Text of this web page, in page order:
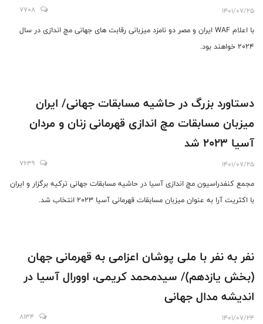
1401/07/25
7708
با اعلام WAF ایران و مصر دو نامزد میزبانی رقابت های جهانی مچ اندازی در سال
2024 خواهند بود.
دستاورد بزرگ در حاشیه مسابقات جهانی/ ایران
میزبان مسابقات مچ اندازی قهرمانی زنان و مردان
آسیا 2023 شد
1401/07/25
7639
مجمع کنفدراسیون مچ اندازی آسیا در حاشیه مسابقات جهانی ترکیه برگزار و ایران
با اکثریت آرا به عنوان میزبان مسابقات قهرمانی آسیا 2023 انتخاب شد.
نفر به نفر با ملی پوشان اعزامی به قهرمانی جهان
(بخش یازدهم)/ سیدمحمد کریمی، اوورال آسیا در
اندیشه مدال جهانی
1401/07/24
8134